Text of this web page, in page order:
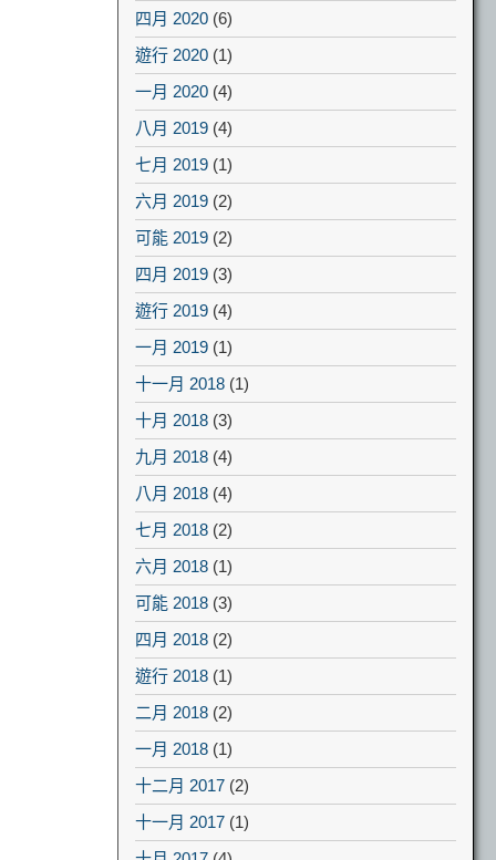
四月 2020 (6)
遊行 2020 (1)
一月 2020 (4)
八月 2019 (4)
七月 2019 (1)
六月 2019 (2)
可能 2019 (2)
四月 2019 (3)
遊行 2019 (4)
一月 2019 (1)
十一月 2018 (1)
十月 2018 (3)
九月 2018 (4)
八月 2018 (4)
七月 2018 (2)
六月 2018 (1)
可能 2018 (3)
四月 2018 (2)
遊行 2018 (1)
二月 2018 (2)
一月 2018 (1)
十二月 2017 (2)
十一月 2017 (1)